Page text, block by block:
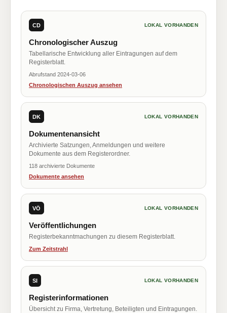
CD LOKAL VORHANDEN
Chronologischer Auszug
Tabellarische Entwicklung aller Eintragungen auf dem
Registerblatt.
Abrufstand 2024-03-06
Chronologischen Auszug ansehen
DK LOKAL VORHANDEN
Dokumentenansicht
Archivierte Satzungen, Anmeldungen und weitere
Dokumente aus dem Registerordner.
118 archivierte Dokumente
Dokumente ansehen
VÖ LOKAL VORHANDEN
Veröffentlichungen
Registerbekanntmachungen zu diesem Registerblatt.
Zum Zeitstrahl
SI LOKAL VORHANDEN
Registerinformationen
Übersicht zu Firma, Vertretung, Beteiligten und Eintragungen.